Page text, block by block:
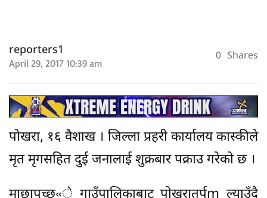
reporters1
April 29, 2017 10:39 am 0 Shares
पोखरा, १६ वैशाख । जिल्ला प्रहरी कार्यालय कास्कीले
मृत मृगसहित दुई जनालाई शुक्रबार पक्राउ गरेको छ ।